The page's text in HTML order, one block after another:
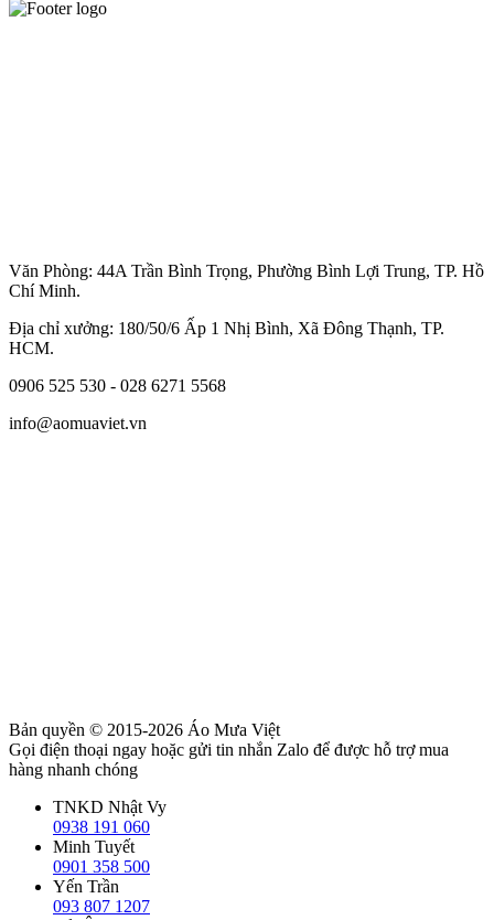
Văn Phòng: 44A Trần Bình Trọng, Phường Bình Lợi Trung, TP. Hồ
Chí Minh.
Địa chỉ xưởng: 180/50/6 Ấp 1 Nhị Bình, Xã Đông Thạnh, TP.
HCM.
0906 525 530 - 028 6271 5568
info@aomuaviet.vn
Bản quyền © 2015-2026 Áo Mưa Việt
Gọi điện thoại ngay hoặc gửi tin nhắn Zalo để được hỗ trợ mua
hàng nhanh chóng
TNKD Nhật Vy
0938 191 060
Minh Tuyết
0901 358 500
Yến Trần
093 807 1207